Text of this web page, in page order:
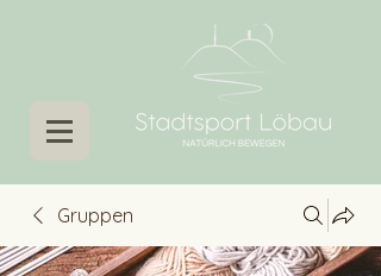
Gruppen